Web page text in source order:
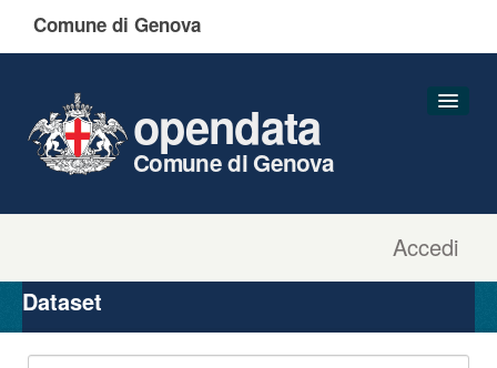
Comune di Genova
Accedi
opendata
Comune di Genova
Organizzazioni
Gruppi
Dataset